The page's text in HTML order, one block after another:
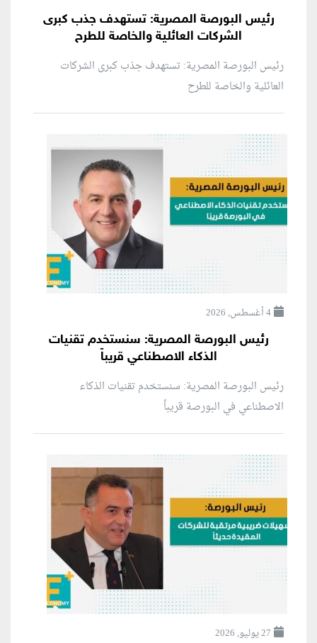
رئيس البورصة المصرية: تستهدف جذب كبرى
الشركات العائلية والخاصة للطرح
رئيس البورصة المصرية: تستهدف جذب كبرى الشركات
العائلية والخاصة للطرح
4 أغسطس, 2026
رئيس البورصة المصرية: سنستخدم تقنيات
الذكاء الاصطناعي قريباً
رئيس البورصة المصرية: سنستخدم تقنيات الذكاء
الاصطناعي في البورصة قريباً
27 يوليو, 2026